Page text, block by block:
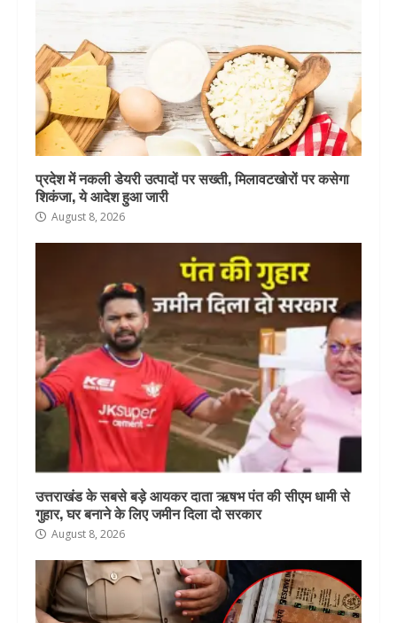
प्रदेश में नकली डेयरी उत्पादों पर सख्ती, मिलावटखोरों पर कसेगा
शिकंजा, ये आदेश हुआ जारी
August 8, 2026
उत्तराखंड के सबसे बड़े आयकर दाता ऋषभ पंत की सीएम धामी से
गुहार, घर बनाने के लिए जमीन दिला दो सरकार
August 8, 2026